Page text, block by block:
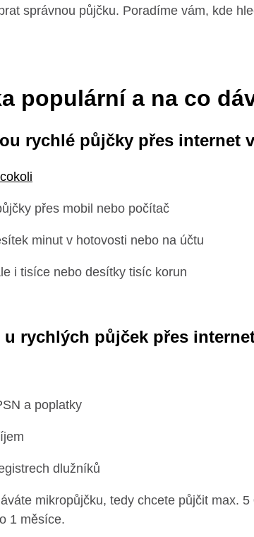
správnou půjčku. Poradíme vám, kde
populární a na co
rychlé půjčky přes internet
přes mobil nebo počítač
minut v hotovosti nebo na účtu
i tisíce nebo desítky tisíc korun
u rychlých půjček přes
a poplatky
dlužníků
mikropůjčku, tedy chcete půjčit max.
1 měsíce.